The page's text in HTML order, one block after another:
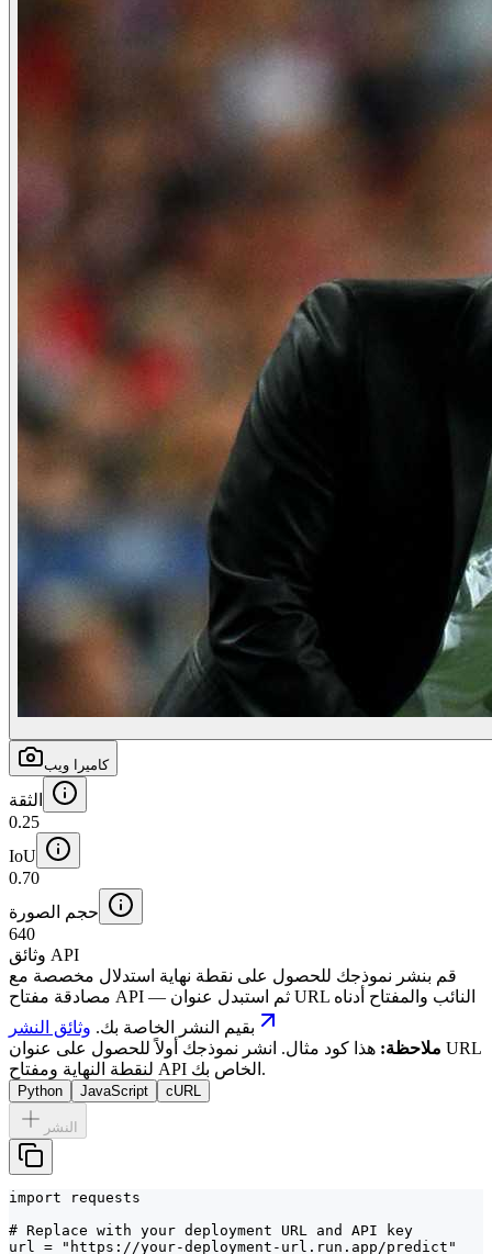
كاميرا ويب
الثقة
0.25
IoU
0.70
حجم الصورة
640
وثائق API
قم بنشر نموذجك للحصول على نقطة نهاية استدلال مخصصة مع
مصادقة مفتاح API — ثم استبدل عنوان URL النائب والمفتاح أدناه
بقيم النشر الخاصة بك. وثائق النشر
ملاحظة: هذا كود مثال. انشر نموذجك أولاً للحصول على عنوان URL
لنقطة النهاية ومفتاح API الخاص بك.
Python JavaScript cURL
النشر
import requests
# Replace with your deployment URL and API key
url = "https://your-deployment-url.run.app/predict"